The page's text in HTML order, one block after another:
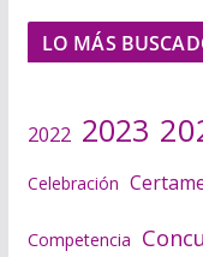
LO MÁS
2022 2023
Celebración
Competencia